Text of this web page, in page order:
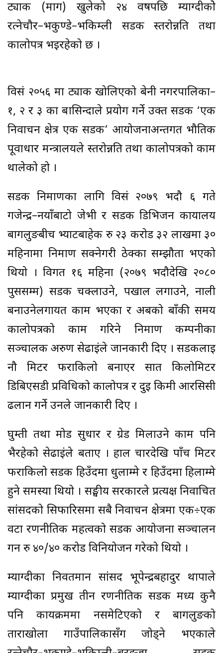
ट्याक (मार्ग) खुलेको २४ वर्षपछि म्याग्दीकोे
रत्नेचौर–भकुण्डे–भकिम्ली सडक स्तरोन्नति तथा
कालोपत्र भइरहेको छ ।
विसं २०५६ मा ट्याक खोलिएको बेनी नगरपालिका–
१, २ र ३ का बासिन्दाले प्रयोग गर्ने उक्त सडक ‘एक
निर्वाचन क्षेत्र एक सडक’ आयोजनाअन्तर्गत भौतिक
पूर्वाधार मन्त्रालयले स्तरोन्नति तथा कालोपत्रको काम
थालेको हो ।
सडक निर्माणका लागि विसं २०७९ भदौ ६ गते
गजेन्द्र–नयाँबाटो जेभी र सडक डिभिजन कार्यालय
बागलुङबीच भ्याटबाहेक रु २३ करोड ३२ लाखमा ३०
महिनामा निर्माण सक्नेगरी ठेक्का सम्झौता भएको
थियो । विगत १६ महिना (२०७९ भदौदेखि २०८०
पुससम्म) सडक चक्लाउने, पर्खाल लगाउने, नाली
बनाउनेलगायत काम भएका र अबको बाँकी समय
कालोपत्रको काम गरिने निर्माण कम्पनीका
सञ्चालक अरुण सेढाईंले जानकारी दिए । सडकलाई
नौ मिटर फराकिलो बनाएर सात किलोमिटर
डिबिएसडी प्रविधिको कालोपत्र र दुई किमी आरसिसी
ढलान गर्ने उनले जानकारी दिए ।
घुम्ती तथा मोड सुधार र ग्रेड मिलाउने काम पनि
भैरहेको सेढाईंले बताए । हाल चारदेखि पाँच मिटर
फराकिलो सडक हिउँदमा धुलाम्मे र हिउँदमा हिलाम्मे
हुने समस्या थियो । सङ्घीय सरकारले प्रत्यक्ष निर्वाचित
सांसदको सिफारिसमा सबै निर्वाचन क्षेत्रमा एक÷एक
वटा रणनीतिक महत्वको सडक आयोजना सञ्चालन
गर्न रु ४०/४० करोड विनियोजन गरेको थियो ।
म्याग्दीका निवर्तमान सांसद भूपेन्द्रबहादुर थापाले
म्याग्दीका प्रमुख तीन रणनीतिक सडक मध्य कुनै
पनि कार्यक्रममा नसमेटिएको र बागलुङको
ताराखोला गाउँपालिकासँग जोड्ने भएकाले